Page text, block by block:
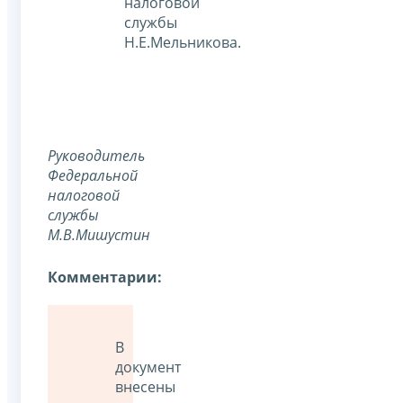
службы
Н.Е.Мельникова.
Руководитель
Федеральной
налоговой
службы
М.В.Мишустин
Комментарии:
В
документ
внесены